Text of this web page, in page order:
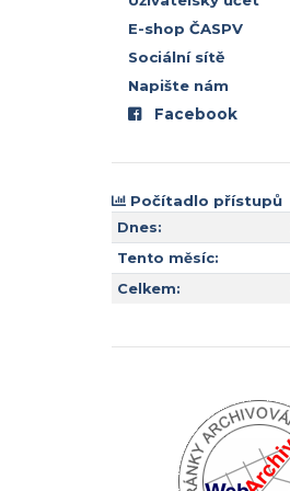
E-shop ČASPV
Sociální sítě
Napište nám
Facebook
Počítadlo přístupů
Dnes:
Tento měsíc:
Celkem: